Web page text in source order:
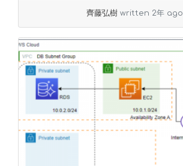
齊藤弘樹 written 2年 ago